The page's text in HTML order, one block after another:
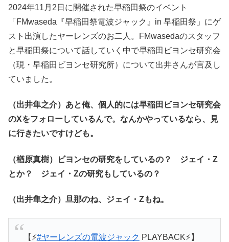
2024年11月2日に開催された早稲田祭のイベント
「FMwaseda『早稲田祭電波ジャック』in 早稲田祭」にゲ
スト出演したヤーレンズのお二人。FMwasedaのスタッフ
と早稲田祭について話していく中で早稲田ビヨンセ研究会
（現・早稲田ビヨンセ研究所）について出井さんが言及し
ていました。
（出井隼之介）あと俺、個人的には早稲田ビヨンセ研究会
のXをフォローしているんで。なんかやっているなら、見
に行きたいですけども。
（楢原真樹）ビヨンセの研究をしているの？ ジェイ・Z
とか？ ジェイ・Zの研究もしているの？
（出井隼之介）旦那のね、ジェイ・Zもね。
【⚡️#ヤーレンズの電波ジャック PLAYBACK⚡️】